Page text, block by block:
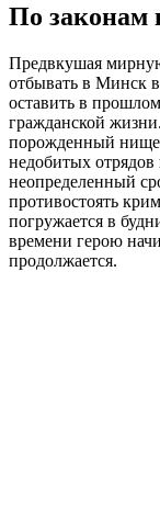
По законам
Предвкушая
отбывать в Минск
оставить в
гражданской
порожденный
недобитых
неопределенный
противостоять
погружается в
времени герою
продолжается.